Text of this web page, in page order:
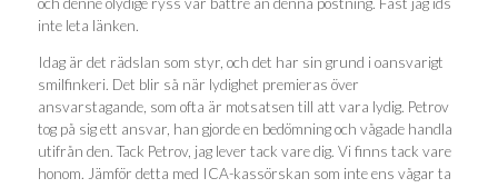
inte leta länken.
Idag är det rädslan som styr, och det har sin grund i oansvarigt
smilfinkeri. Det blir så när lydighet premieras över
ansvarstagande, som ofta är motsatsen till att vara lydig. Petrov
tog på sig ett ansvar, han gjorde en bedömning och vågade handla
utifrån den. Tack Petrov, jag lever tack vare dig. Vi finns tack vare
honom. Jämför detta med ICA-kassörskan som inte ens vågar ta